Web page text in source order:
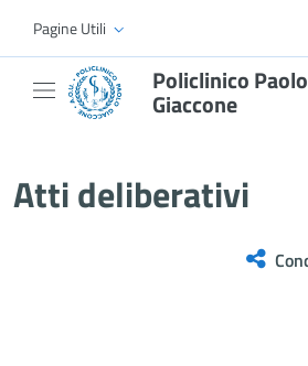
Skip to Main Content
Pagine Utili
Policlinico Paolo
Giaccone
Atti deliberativi